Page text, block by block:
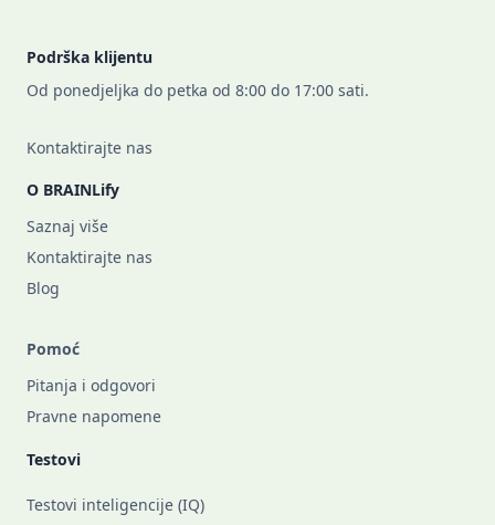
Podrška klijentu
Od ponedjeljka do petka od 8:00 do 17:00 sati.
Kontaktirajte nas
O BRAINLify
Saznaj više
Kontaktirajte nas
Blog
Pomoć
Pitanja i odgovori
Pravne napomene
Testovi
Testovi inteligencije (IQ)